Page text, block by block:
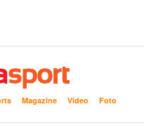
Magazine Video Foto